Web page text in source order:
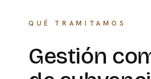
QUÉ TRAMITAMOS
Gestión